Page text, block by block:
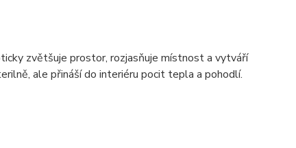
zvětšuje prostor, rozjasňuje místnost a vytváří
ale přináší do interiéru pocit tepla a pohodlí.